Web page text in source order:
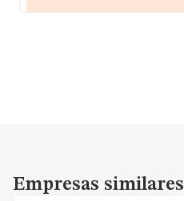
Empresas similares
Empresas similares